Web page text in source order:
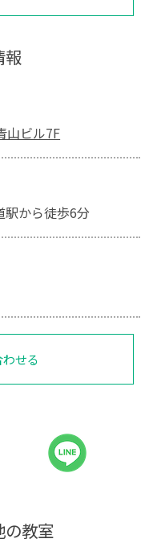
報
山ビル7F
駅から徒歩6分
せる
の教室